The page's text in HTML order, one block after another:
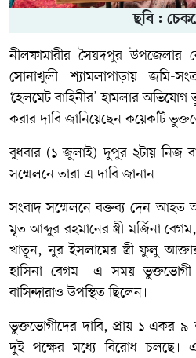
ছবি :
নীলফামারীর সৈয়দপুর উপজেলার
সোনাখুলী শ্যামলাপাড়ায় জমি-
‘হেলমেট বাহিনীর’ হামলার অভিযোগ
করার দাবি জানিয়েছেন কয়েকটি
বুধবার (১ জুলাই) দুপুর ২টায় নিজ
সম্মেলনে তারা এ দাবি জানান।
সংবাদ সম্মেলনে বক্তব্য দেন আহত
মৃত আব্দুর রহমানের স্ত্রী মর্জিনা
খাতুন, নুর ইসলামের স্ত্রী ফুলু
হাসিনা বেগম। এ সময় ভুক্তভোগী
বাসিন্দারাও উপস্থিত ছিলেন।
ভুক্তভোগীদের দাবি, প্রায় ১ একর ৯
দুই পক্ষের মধ্যে বিরোধ